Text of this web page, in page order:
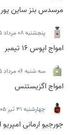
مرسدس بنز ساین یور
پنجشنبه 08 مرداد 1405
امواج اپوس 16 تیمبر
سه شنبه 06 مرداد 1405
امواج اگزیستنس
چهارشنبه 31 تیر 1405
جورجیو ارمانی